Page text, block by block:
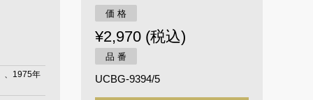
、1975年
価 格
¥2,970 (税込)
品 番
UCBG-9394/5